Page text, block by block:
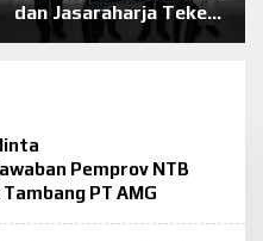
dan Jasaraharja Teken
Kerja Sama Asuransi
Pemprov NTB
PT AMG